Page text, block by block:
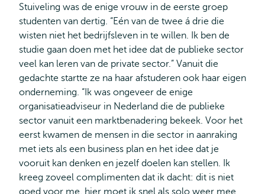
Stuiveling was de enige vrouw in de eerste groep
studenten van dertig. “Eén van de twee á drie die
wisten niet het bedrijfsleven in te willen. Ik ben de
studie gaan doen met het idee dat de publieke sector
veel kan leren van de private sector.” Vanuit die
gedachte startte ze na haar afstuderen ook haar eigen
onderneming. “Ik was ongeveer de enige
organisatieadviseur in Nederland die de publieke
sector vanuit een marktbenadering bekeek. Voor het
eerst kwamen de mensen in die sector in aanraking
met iets als een business plan en het idee dat je
vooruit kan denken en jezelf doelen kan stellen. Ik
kreeg zoveel complimenten dat ik dacht: dit is niet
goed voor me, hier moet ik snel als solo weer mee